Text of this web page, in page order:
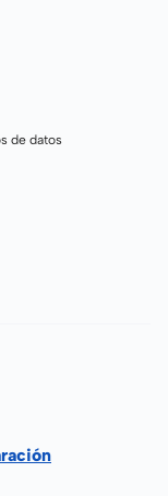
de datos